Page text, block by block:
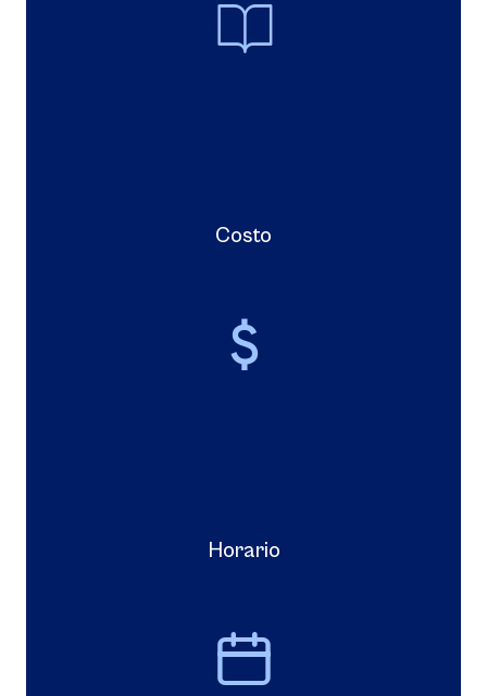
Costo
Horario